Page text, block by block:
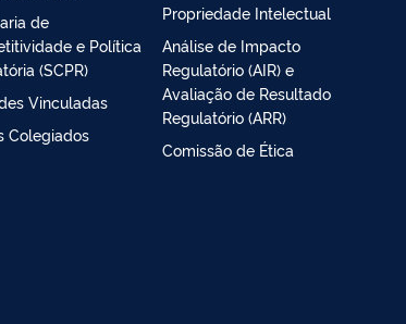
de
e Política
(SCPR)
Vinculadas
Colegiados
Propriedade Intelectual
Análise de Impacto
Regulatório (AIR) e
Avaliação de Resultado
Regulatório (ARR)
Comissão de Ética